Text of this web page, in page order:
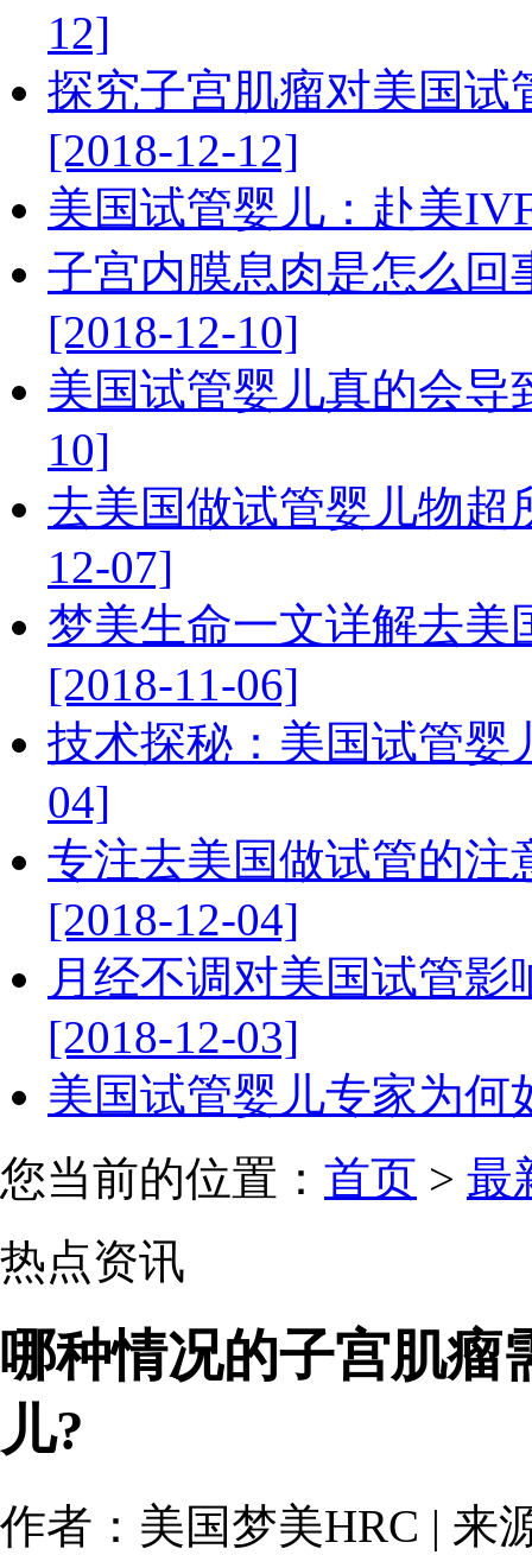
12]
探究子宫肌瘤对美国试
[2018-12-12]
美国试管婴儿：赴美
子宫内膜息肉是怎么回
[2018-12-10]
美国试管婴儿真的会导
10]
去美国做试管婴儿物超
12-07]
梦美生命一文详解去美
[2018-11-06]
技术探秘：美国试管婴
04]
专注去美国做试管的注
[2018-12-04]
月经不调对美国试管
[2018-12-03]
美国试管婴儿专家为何
您当前的位置： 首页 > 最
热点资讯
哪种情况的子宫肌瘤
儿?
作者：美国梦美HRC | 来